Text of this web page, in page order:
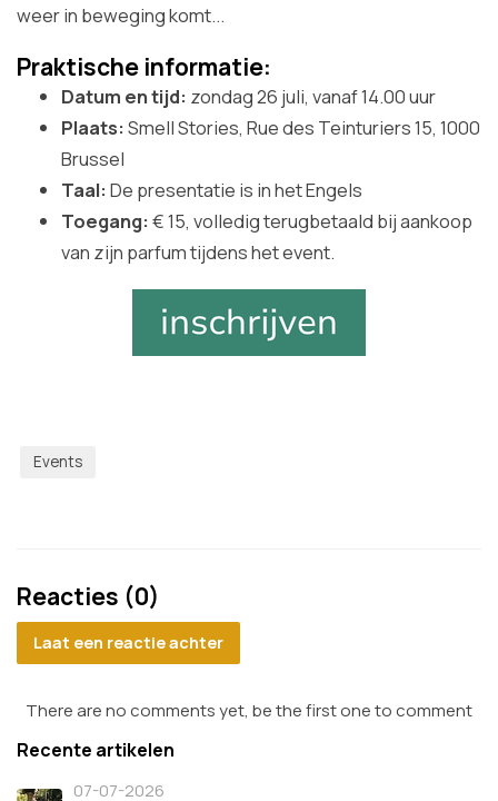
weer in beweging komt...
Praktische informatie:
Datum en tijd: zondag 26 juli, vanaf 14.00 uur
Plaats: Smell Stories, Rue des Teinturiers 15, 1000
Brussel
Taal: De presentatie is in het Engels
Toegang: € 15, volledig terugbetaald bij aankoop
van zijn parfum tijdens het event.
Events
Reacties (0)
Laat een reactie achter
There are no comments yet, be the first one to comment
Recente artikelen
07-07-2026